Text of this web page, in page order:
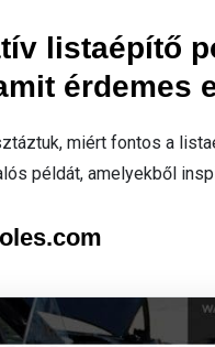
listaépítő
érdemes
miért fontos a
példát, amelyekből